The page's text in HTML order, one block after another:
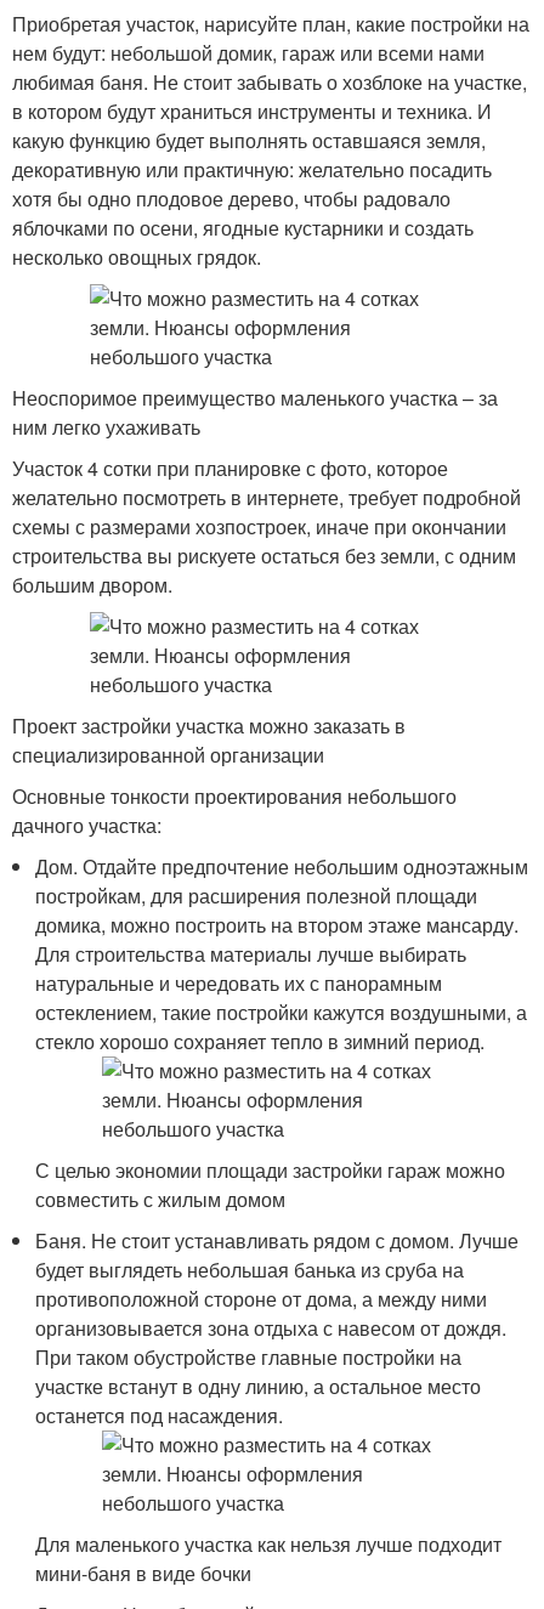
Приобретая участок, нарисуйте план, какие постройки на
нем будут: небольшой домик, гараж или всеми нами
любимая баня. Не стоит забывать о хозблоке на участке,
в котором будут храниться инструменты и техника. И
какую функцию будет выполнять оставшаяся земля,
декоративную или практичную: желательно посадить
хотя бы одно плодовое дерево, чтобы радовало
яблочками по осени, ягодные кустарники и создать
несколько овощных грядок.
Неоспоримое преимущество маленького участка – за
ним легко ухаживать
Участок 4 сотки при планировке с фото, которое
желательно посмотреть в интернете, требует подробной
схемы с размерами хозпостроек, иначе при окончании
строительства вы рискуете остаться без земли, с одним
большим двором.
Проект застройки участка можно заказать в
специализированной организации
Основные тонкости проектирования небольшого
дачного участка:
Дом. Отдайте предпочтение небольшим одноэтажным
постройкам, для расширения полезной площади
домика, можно построить на втором этаже мансарду.
Для строительства материалы лучше выбирать
натуральные и чередовать их с панорамным
остеклением, такие постройки кажутся воздушными, а
стекло хорошо сохраняет тепло в зимний период.
С целью экономии площади застройки гараж можно
совместить с жилым домом
Баня. Не стоит устанавливать рядом с домом. Лучше
будет выглядеть небольшая банька из сруба на
противоположной стороне от дома, а между ними
организовывается зона отдыха с навесом от дождя.
При таком обустройстве главные постройки на
участке встанут в одну линию, а остальное место
останется под насаждения.
Для маленького участка как нельзя лучше подходит
мини-баня в виде бочки